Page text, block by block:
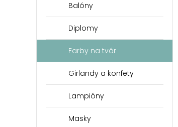
Balóny
Diplomy
Farby na tvár
Girlandy a konfety
Lampióny
Masky